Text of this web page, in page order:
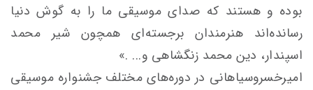
بوده و هستند که صدای موسیقی ما را به گوش دنیا
رسانده‌اند هنرمندان برجسته‌ای همچون شیر محمد
اسپندار، دین محمد زنگشاهی و... .»
امیرخسروسیاهانی در دوره‌های مختلف جشنواره موسیقی